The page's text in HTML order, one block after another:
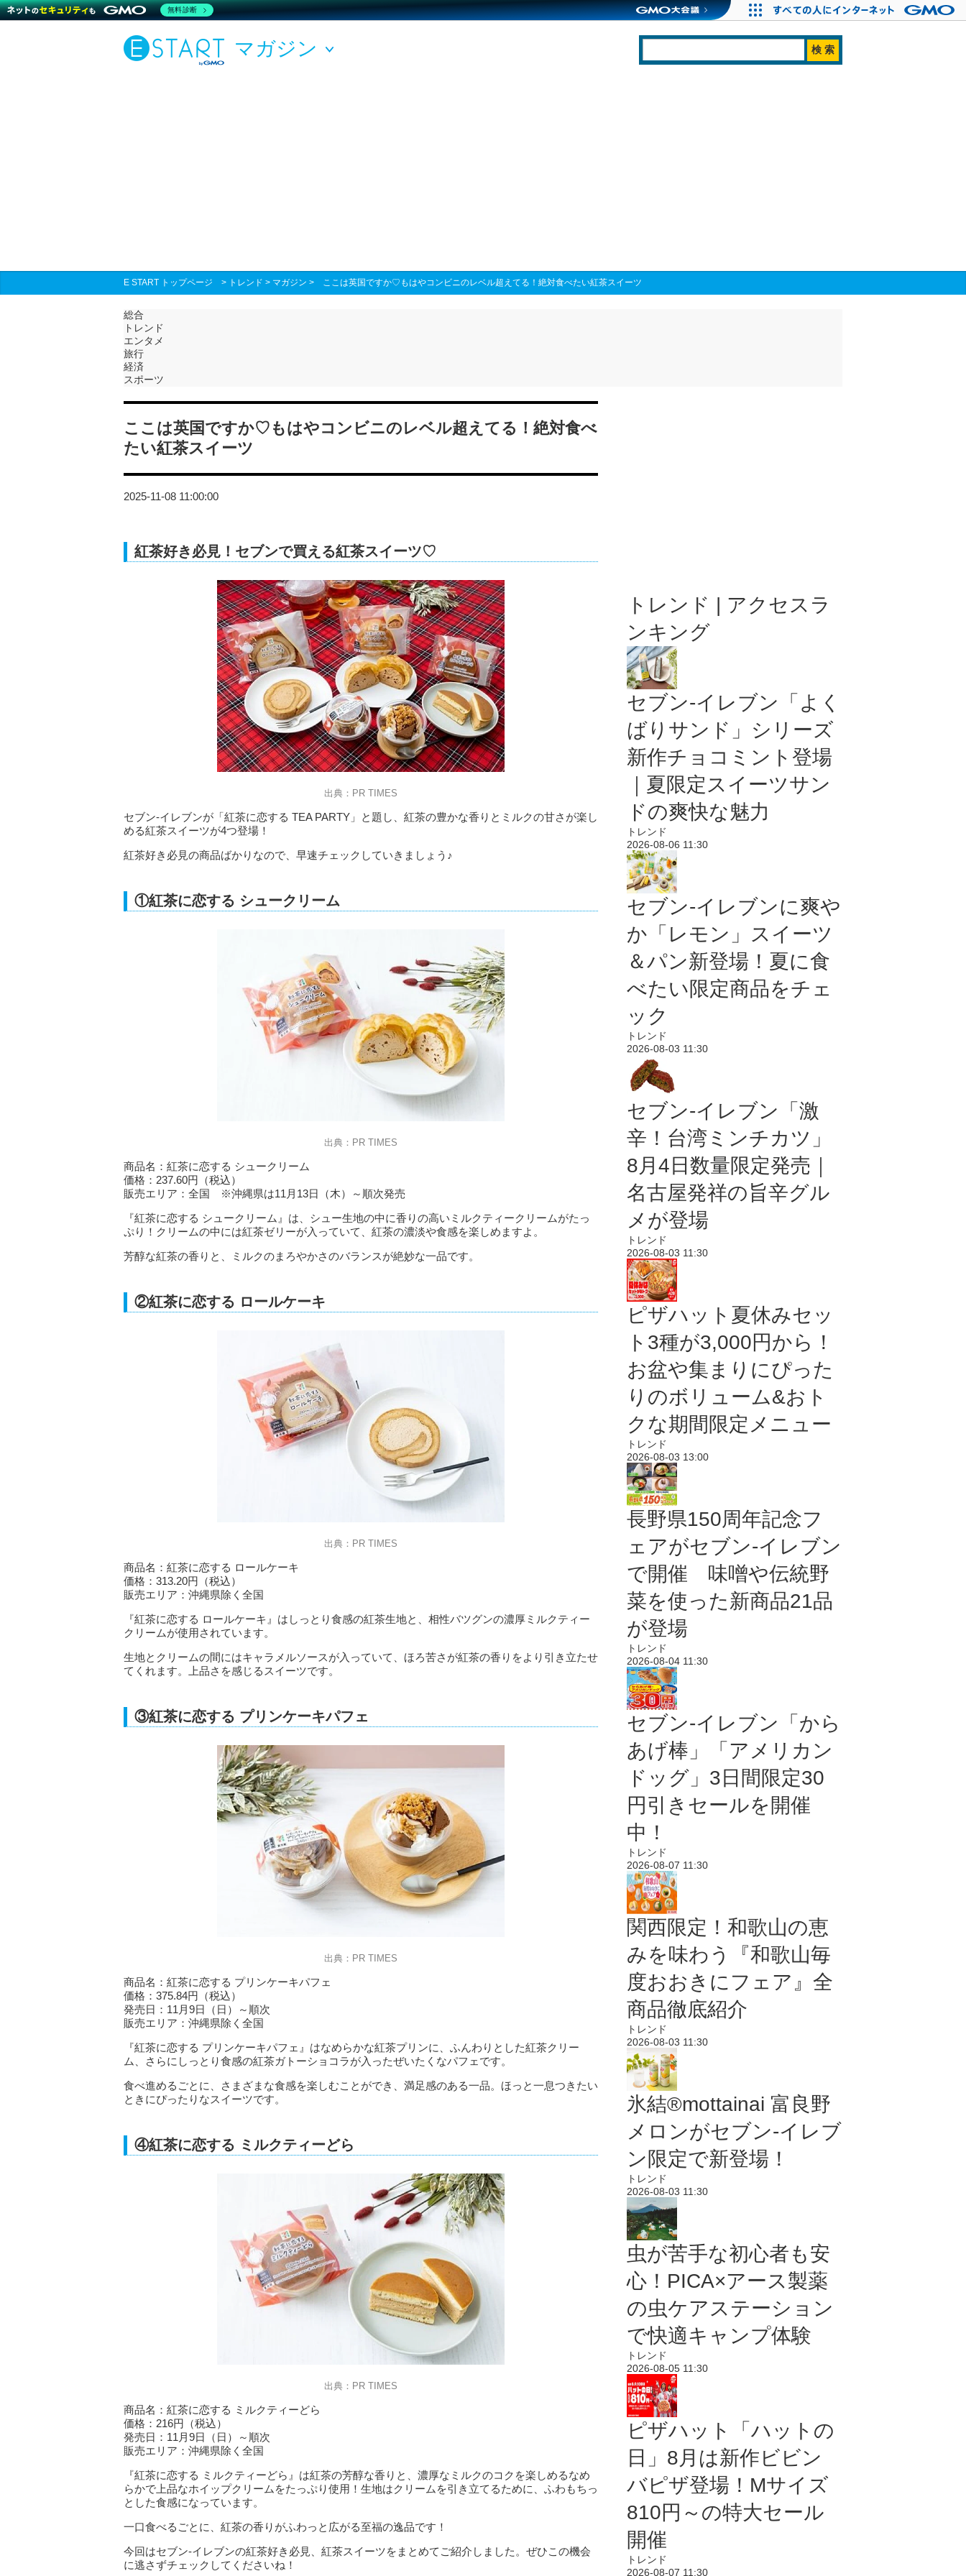
マガジン
E START トップページ > トレンド > マガジン > ここは英国ですか♡もはやコンビニのレベル超えてる！絶対食べたい紅茶スイーツ
総合
トレンド
エンタメ
旅行
経済
スポーツ
ここは英国ですか♡もはやコンビニのレベル超えてる！絶対食べ
たい紅茶スイーツ
2025-11-08 11:00:00
紅茶好き必見！セブンで買える紅茶スイーツ♡
出典：PR TIMES
セブン-イレブンが「紅茶に恋する TEA PARTY」と題し、紅茶の豊かな香りとミルクの甘さが楽し
める紅茶スイーツが4つ登場！
紅茶好き必見の商品ばかりなので、早速チェックしていきましょう♪
①紅茶に恋する シュークリーム
出典：PR TIMES
商品名：紅茶に恋する シュークリーム
価格：237.60円（税込）
販売エリア：全国 ※沖縄県は11月13日（木）～順次発売
『紅茶に恋する シュークリーム』は、シュー生地の中に香りの高いミルクティークリームがたっ
ぷり！クリームの中には紅茶ゼリーが入っていて、紅茶の濃淡や食感を楽しめますよ。
芳醇な紅茶の香りと、ミルクのまろやかさのバランスが絶妙な一品です。
②紅茶に恋する ロールケーキ
出典：PR TIMES
商品名：紅茶に恋する ロールケーキ
価格：313.20円（税込）
販売エリア：沖縄県除く全国
『紅茶に恋する ロールケーキ』はしっとり食感の紅茶生地と、相性バツグンの濃厚ミルクティー
クリームが使用されています。
生地とクリームの間にはキャラメルソースが入っていて、ほろ苦さが紅茶の香りをより引き立たせ
てくれます。上品さを感じるスイーツです。
③紅茶に恋する プリンケーキパフェ
出典：PR TIMES
商品名：紅茶に恋する プリンケーキパフェ
価格：375.84円（税込）
発売日：11月9日（日）～順次
販売エリア：沖縄県除く全国
『紅茶に恋する プリンケーキパフェ』はなめらかな紅茶プリンに、ふんわりとした紅茶クリー
ム、さらにしっとり食感の紅茶ガトーショコラが入ったぜいたくなパフェです。
食べ進めるごとに、さまざまな食感を楽しむことができ、満足感のある一品。ほっと一息つきたい
ときにぴったりなスイーツです。
④紅茶に恋する ミルクティーどら
出典：PR TIMES
商品名：紅茶に恋する ミルクティーどら
価格：216円（税込）
発売日：11月9日（日）～順次
販売エリア：沖縄県除く全国
『紅茶に恋する ミルクティーどら』は紅茶の芳醇な香りと、濃厚なミルクのコクを楽しめるなめ
らかで上品なホイップクリームをたっぷり使用！生地はクリームを引き立てるために、ふわもちっ
とした食感になっています。
一口食べるごとに、紅茶の香りがふわっと広がる至福の逸品です！
今回はセブン-イレブンの紅茶好き必見、紅茶スイーツをまとめてご紹介しました。ぜひこの機会
に逃さずチェックしてくださいね！
トレンド | アクセスラ
ンキング
セブン‐イレブン「よく
ばりサンド」シリーズ
新作チョコミント登場
｜夏限定スイーツサン
ドの爽快な魅力
トレンド
2026-08-06 11:30
セブン‐イレブンに爽や
か「レモン」スイーツ
＆パン新登場！夏に食
べたい限定商品をチェ
ック
トレンド
2026-08-03 11:30
セブン-イレブン「激
辛！台湾ミンチカツ」
8月4日数量限定発売｜
名古屋発祥の旨辛グル
メが登場
トレンド
2026-08-03 11:30
ピザハット夏休みセッ
ト3種が3,000円から！
お盆や集まりにぴった
りのボリューム&おト
クな期間限定メニュー
トレンド
2026-08-03 13:00
長野県150周年記念フ
ェアがセブン-イレブン
で開催 味噌や伝統野
菜を使った新商品21品
が登場
トレンド
2026-08-04 11:30
セブン‐イレブン「から
あげ棒」「アメリカン
ドッグ」3日間限定30
円引きセールを開催
中！
トレンド
2026-08-07 11:30
関西限定！和歌山の恵
みを味わう『和歌山毎
度おおきにフェア』全
商品徹底紹介
トレンド
2026-08-03 11:30
氷結®mottainai 富良野
メロンがセブン‐イレブ
ン限定で新登場！
トレンド
2026-08-03 11:30
虫が苦手な初心者も安
心！PICA×アース製薬
の虫ケアステーション
で快適キャンプ体験
トレンド
2026-08-05 11:30
ピザハット「ハットの
日」8月は新作ビビン
バピザ登場！Mサイズ
810円～の特大セール
開催
トレンド
2026-08-07 11:30
無料診断